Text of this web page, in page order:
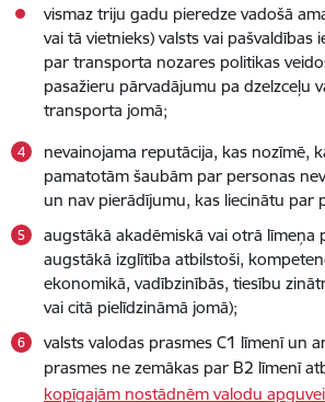
vismaz triju gadu pieredze vadošā
vai tā vietnieks) valsts vai pašvaldības
par transporta nozares politikas
pasažieru pārvadājumu pa dzelzceļu
transporta jomā;
nevainojama reputācija, kas nozīmē,
pamatotām šaubām par personas
un nav pierādījumu, kas liecinātu par
augstākā akadēmiskā vai otrā līmeņa
augstākā izglītība atbilstoši,
ekonomikā, vadībzinībās, tiesību
vai citā pielīdzināmā jomā);
valsts valodas prasmes C1 līmenī un
prasmes ne zemākas par B2 līmenī
kopīgajām nostādnēm valodu apguvei